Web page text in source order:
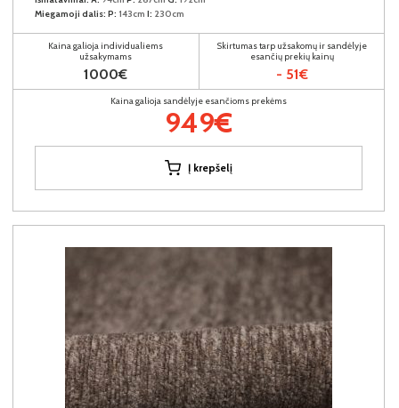
Miegamoji dalis: P: 143cm I: 230cm
Kaina galioja individualiems
užsakymams
1000€
Skirtumas tarp užsakomų ir sandėlyje
esančių prekių kainų
- 51€
Kaina galioja sandėlyje esančioms prekėms
949€
Į krepšelį